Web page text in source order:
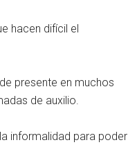
hacen difícil el
presente en muchos
de auxilio.
informalidad para poder